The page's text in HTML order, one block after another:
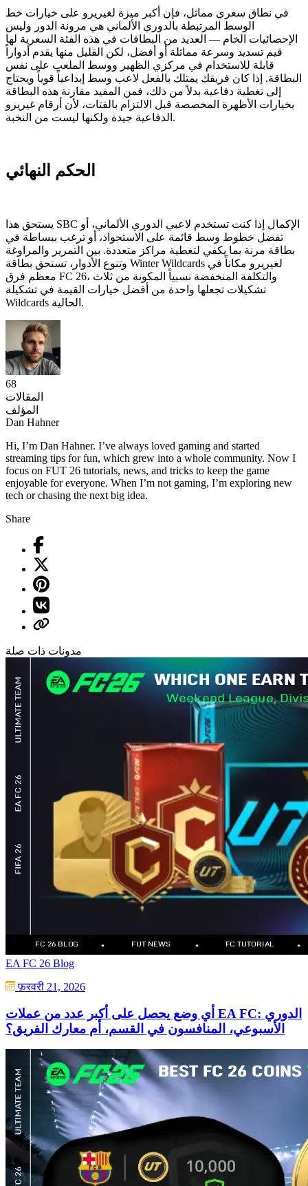
في نطاق سعري مماثل، فإن أكبر ميزة لغيريرو على خيارات خط
الوسط المرتبطة بالدوري الألماني هي مرونة الدور وليس
الإحصائيات الخام — العديد من البطاقات في هذه الفئة السعرية لها
قيم تسديد وسرعة مماثلة أو أفضل، لكن القليل منها يقدم أدواراً
قابلة للاستخدام في مركزي الظهير ووسط الملعب على نفس
البطاقة. إذا كان فريقك يمتلك بالفعل لاعب وسط إبداعياً قوياً ويحتاج
إلى تغطية دفاعية بدلاً من ذلك، فمن المفيد مقارنة هذه البطاقة
بخيارات الأظهرة المخصصة قبل الالتزام بالفتات، لأن أرقام غيريرو
الدفاعية جيدة ولكنها ليست من النخبة.
الحكم النهائي
يستحق هذا SBC الإكمال إذا كنت تستخدم لاعبي الدوري الألماني، أو
تفضل خطوط وسط قائمة على الاستحواذ، أو ترغب ببساطة في
بطاقة مرنة بما يكفي لتغطية مراكز متعددة. بين التمرير والمراوغة
وتنوع الأدوار، تستحق بطاقة Winter Wildcards لغيريرو مكاناً في
معظم فرق FC 26، والتكلفة المنخفضة نسبياً المكونة من ثلاث
تشكيلات تجعلها واحدة من أفضل خيارات القيمة في تشكيلة
Wildcards الحالية.
68
المقالات
المؤلف
Dan Hahner
Hi, I’m Dan Hahner. I’ve always loved gaming and started
streaming tips for fun, which grew into a whole community. Now I
focus on FUT 26 tutorials, news, and tricks to keep the game
enjoyable for everyone. When I’m not gaming, I’m exploring new
tech or chasing the next big idea.
Share
مدونات ذات صلة
EA FC 26 Blog
फ़रवरी 21, 2026
أي وضع يحصل على أكبر عدد من عملات EA FC: الدوري
الأسبوعي، المنافسون في القسم، أم معارك الفريق؟